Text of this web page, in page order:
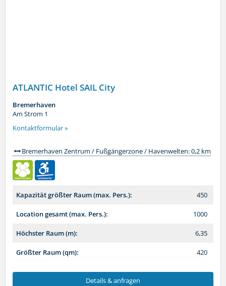
ATLANTIC Hotel SAIL City
Bremerhaven
Am Strom 1
Kontaktformular »
Bremerhaven Zentrum / Fußgängerzone / Havenwelten: 0,2 km
Kapazität größter Raum (max. Pers.): 450
Location gesamt (max. Pers.): 1000
Höchster Raum (m): 6,35
Größter Raum (qm): 420
Details & anfragen